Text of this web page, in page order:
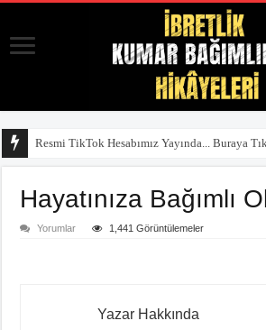
Resmi TikTok Hesabımız Yayında... Buraya
Hayatınıza Bağımlı
Yorumlar 1,441 Görüntülemeler
Yazar Hakkında